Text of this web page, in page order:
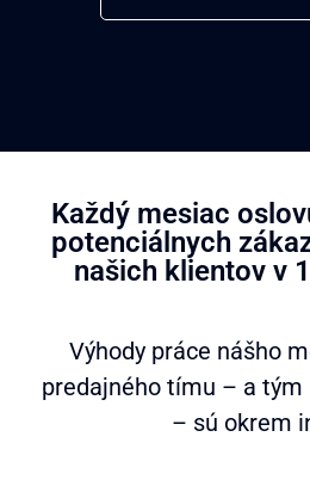
Každý mesiac
potenciálnych
našich klientov v
Výhody práce nášho
predajného tímu – a
– sú okrem